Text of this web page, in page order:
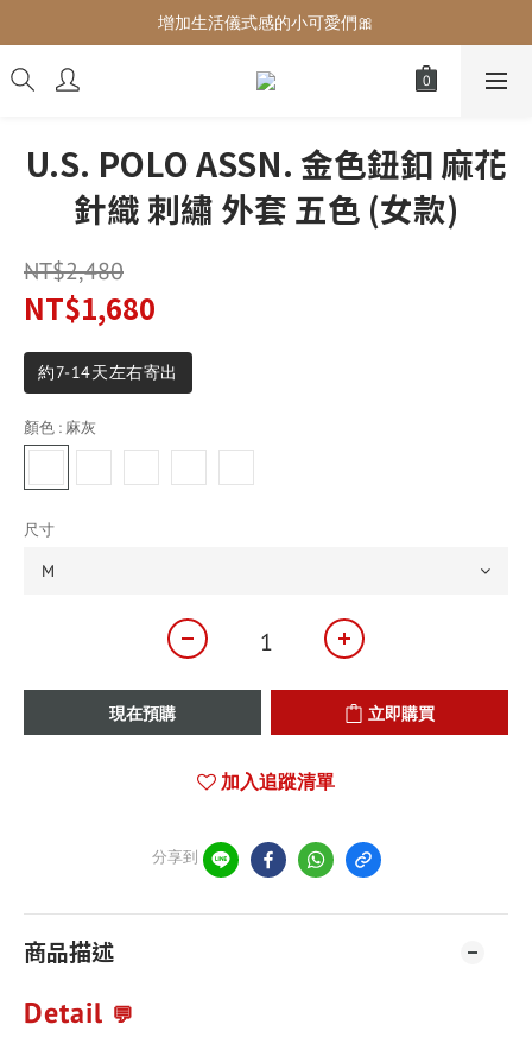
增加生活儀式感的小可愛們🎀
增加生活儀式感的小可愛們🎀
最後現貨‼️這價格不需要再解釋🔥
U.S. POLO ASSN. 金色鈕釦 麻花
針織 刺繡 外套 五色 (女款)
NT$2,480
NT$1,680
約7-14天左右寄出
顏色 : 麻灰
尺寸
現在預購 立即購買
加入追蹤清單
分享到
商品描述
Detail 💬